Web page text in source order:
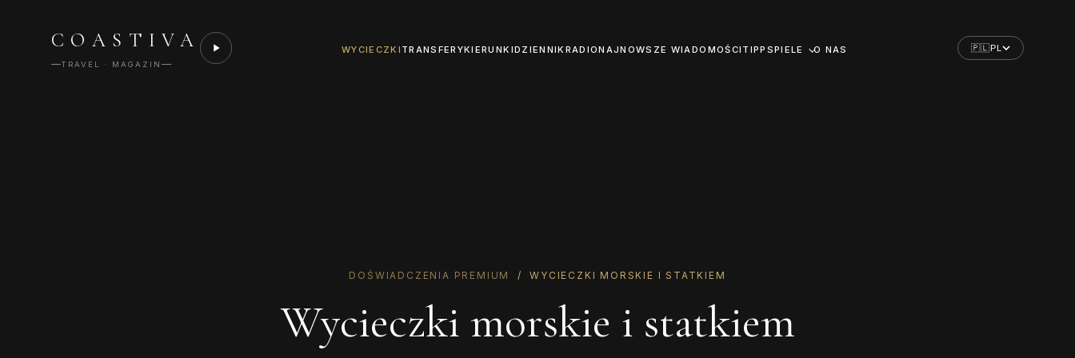
COASTIVA
TRAVEL · MAGAZIN
WYCIECZKI TRANSFERYKIERUNKIDZIENNIK RADIONAJNOWSZE WIADOMOŚCI TIPPSPIELE O NAS 🇵🇱PL
DOŚWIADCZENIA PREMIUM / WYCIECZKI MORSKIE I STATKIEM
Wycieczki morskie i statkiem